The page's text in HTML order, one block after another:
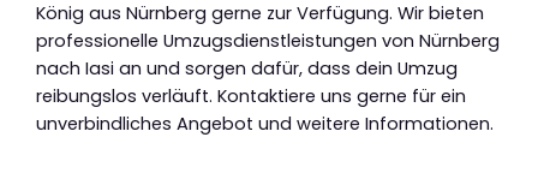
König aus Nürnberg gerne zur Verfügung. Wir bieten
professionelle Umzugsdienstleistungen von Nürnberg
nach Iasi an und sorgen dafür, dass dein Umzug
reibungslos verläuft. Kontaktiere uns gerne für ein
unverbindliches Angebot und weitere Informationen.